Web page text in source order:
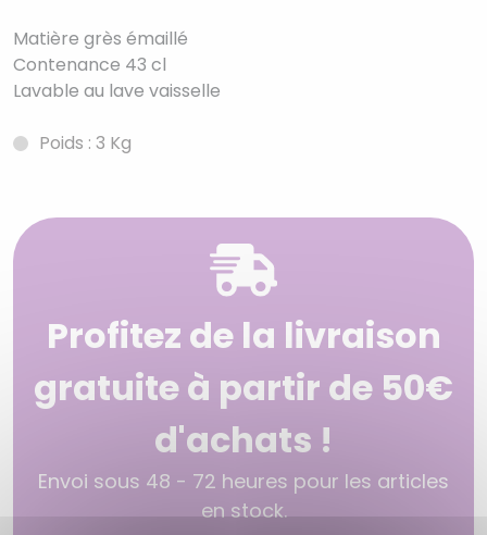
Matière grès émaillé
Contenance 43 cl
Lavable au lave vaisselle
Poids : 3 Kg
Profitez de la livraison
gratuite à partir de 50€
d'achats !
Envoi sous 48 - 72 heures pour les articles
en stock.